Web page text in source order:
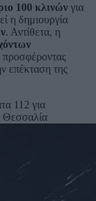
100 κλινών για
η δημιουργία
. Αντίθετα, η
προσφέροντας
επέκταση της
112 για
Θεσσαλία